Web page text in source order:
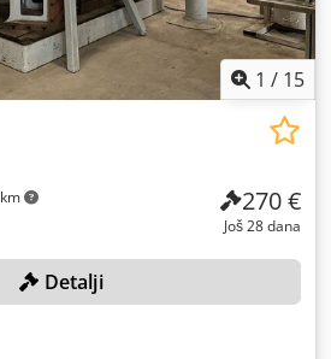
1 / 15
270 €
Još 28 dana
Detalji